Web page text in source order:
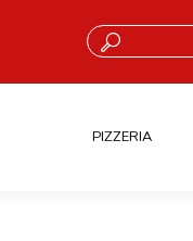
Cosa stai cercando?
PIZZERIA